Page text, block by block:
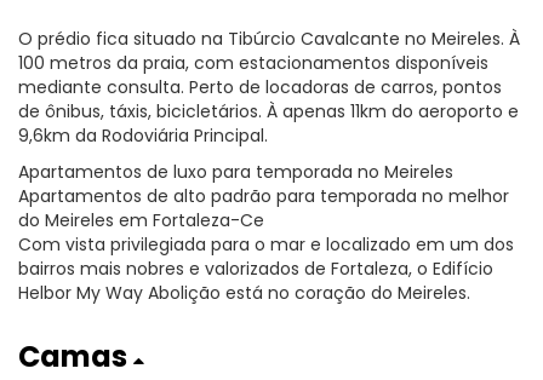
O prédio fica situado na Tibúrcio Cavalcante no Meireles. À
100 metros da praia, com estacionamentos disponíveis
mediante consulta. Perto de locadoras de carros, pontos
de ônibus, táxis, bicicletários. À apenas 11km do aeroporto e
9,6km da Rodoviária Principal.
Apartamentos de luxo para temporada no Meireles
Apartamentos de alto padrão para temporada no melhor
do Meireles em Fortaleza-Ce
Com vista privilegiada para o mar e localizado em um dos
bairros mais nobres e valorizados de Fortaleza, o Edifício
Helbor My Way Abolição está no coração do Meireles.
Camas